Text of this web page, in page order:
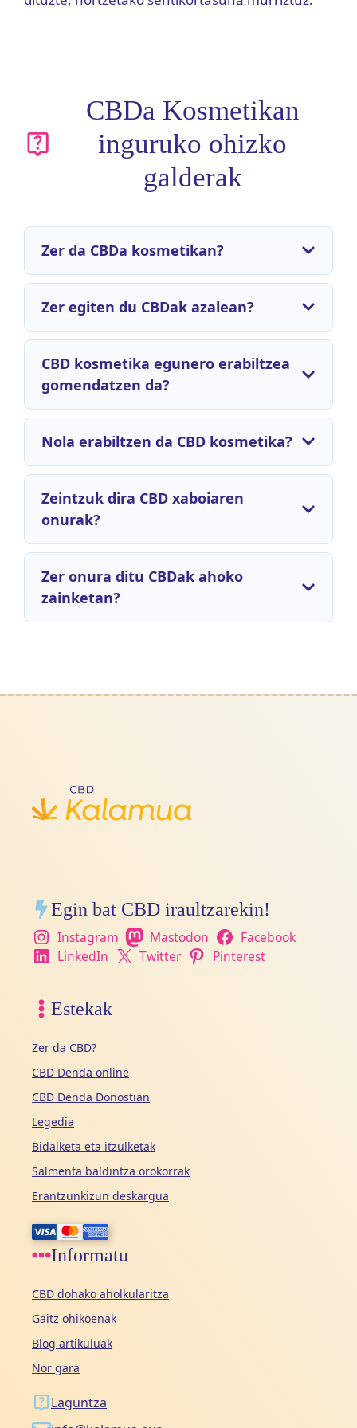
CBDa Kosmetikan
inguruko ohizko
galderak
Zer da CBDa kosmetikan?
Zer egiten du CBDak azalean?
CBD kosmetika egunero erabiltzea
gomendatzen da?
Nola erabiltzen da CBD kosmetika?
Zeintzuk dira CBD xaboiaren
onurak?
Zer onura ditu CBDak ahoko
zainketan?
Egin bat CBD iraultzarekin!
Instagram Mastodon
Facebook
LinkedIn
Twitter Pinterest
Estekak
Zer da CBD?
CBD Denda online
CBD Denda Donostian
Legedia
Bidalketa eta itzulketak
Salmenta baldintza orokorrak
Erantzunkizun deskargua
Informatu
CBD dohako aholkularitza
Gaitz ohikoenak
Blog artikuluak
Nor gara
Laguntza